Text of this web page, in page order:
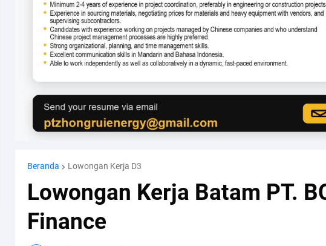
Beranda Lowongan Kerja D3
Lowongan Kerja Batam PT.
Finance